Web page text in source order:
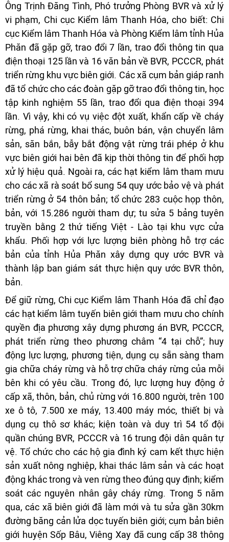
Ông Trịnh Đăng Tình, Phó trưởng Phòng BVR và xử lý
vi phạm, Chi cục Kiểm lâm Thanh Hóa, cho biết: Chi
cục Kiểm lâm Thanh Hóa và Phòng Kiểm lâm tỉnh Hủa
Phăn đã gặp gỡ, trao đổi 7 lần, trao đổi thông tin qua
điện thoại 125 lần và 16 văn bản về BVR, PCCCR, phát
triển rừng khu vực biên giới. Các xã cụm bản giáp ranh
đã tổ chức cho các đoàn gặp gỡ trao đổi thông tin, học
tập kinh nghiệm 55 lần, trao đổi qua điện thoại 394
lần. Vì vậy, khi có vụ việc đột xuất, khẩn cấp về cháy
rừng, phá rừng, khai thác, buôn bán, vận chuyển lâm
sản, săn bắn, bẫy bắt động vật rừng trái phép ở khu
vực biên giới hai bên đã kịp thời thông tin để phối hợp
xử lý hiệu quả. Ngoài ra, các hạt kiểm lâm tham mưu
cho các xã rà soát bổ sung 54 quy ước bảo vệ và phát
triển rừng ở 54 thôn bản; tổ chức 283 cuộc họp thôn,
bản, với 15.286 người tham dự; tu sửa 5 bảng tuyên
truyền bằng 2 thứ tiếng Việt - Lào tại khu vực cửa
khẩu. Phối hợp với lực lượng biên phòng hỗ trợ các
bản của tỉnh Hủa Phăn xây dựng quy ước BVR và
thành lập ban giám sát thực hiện quy ước BVR thôn,
bản.
Để giữ rừng, Chi cục Kiểm lâm Thanh Hóa đã chỉ đạo
các hạt kiểm lâm tuyến biên giới tham mưu cho chính
quyền địa phương xây dựng phương án BVR, PCCCR,
phát triển rừng theo phương châm “4 tại chỗ”; huy
động lực lượng, phương tiện, dụng cụ sẵn sàng tham
gia chữa cháy rừng và hỗ trợ chữa cháy rừng của mỗi
bên khi có yêu cầu. Trong đó, lực lượng huy động ở
cấp xã, thôn, bản, chủ rừng với 16.800 người, trên 100
xe ô tô, 7.500 xe máy, 13.400 máy móc, thiết bị và
dụng cụ thô sơ khác; kiện toàn và duy trì 54 tổ đội
quần chúng BVR, PCCCR và 16 trung đội dân quân tự
vệ. Tổ chức cho các hộ gia đình ký cam kết thực hiện
sản xuất nông nghiệp, khai thác lâm sản và các hoạt
động khác trong và ven rừng theo đúng quy định; kiểm
soát các nguyên nhân gây cháy rừng. Trong 5 năm
qua, các xã biên giới đã làm mới và tu sửa gần 30km
đường băng cản lửa dọc tuyến biên giới; cụm bản biên
giới huyện Sốp Bâu, Viêng Xay đã cung cấp 38 thông